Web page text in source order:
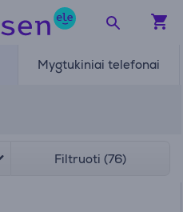
Mygtukiniai telefonai
Filtruoti (76)